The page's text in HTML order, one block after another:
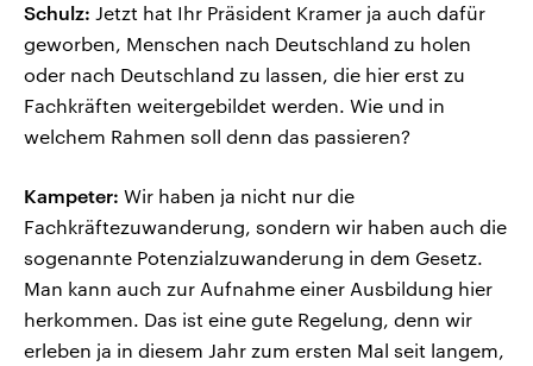
Schulz: Jetzt hat Ihr Präsident Kramer ja auch dafür
geworben, Menschen nach Deutschland zu holen
oder nach Deutschland zu lassen, die hier erst zu
Fachkräften weitergebildet werden. Wie und in
welchem Rahmen soll denn das passieren?
Kampeter: Wir haben ja nicht nur die
Fachkräftezuwanderung, sondern wir haben auch die
sogenannte Potenzialzuwanderung in dem Gesetz.
Man kann auch zur Aufnahme einer Ausbildung hier
herkommen. Das ist eine gute Regelung, denn wir
erleben ja in diesem Jahr zum ersten Mal seit langem,